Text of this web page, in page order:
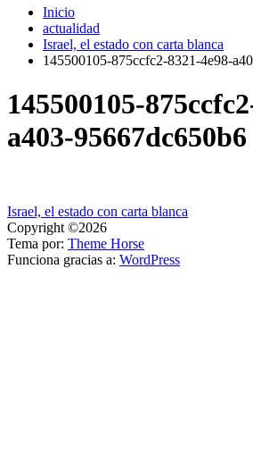
Inicio
actualidad
Israel, el estado con carta blanca
145500105-875ccfc2-8321-4e98-
145500105-
a403-95667dc650b6
Navegación
de
entradas
Israel, el estado con carta blanca
Copyright ©2026
Tema por: Theme Horse
Funciona gracias a: WordPress